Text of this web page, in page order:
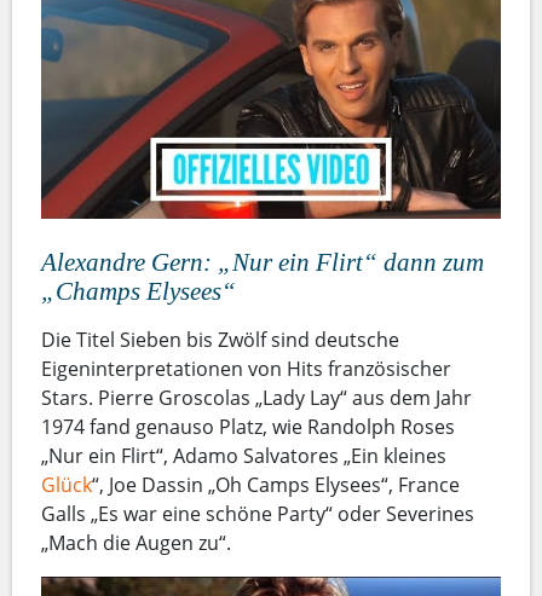
Alexandre Gern: „Nur ein Flirt“ dann zum
„Champs Elysees“
Die Titel Sieben bis Zwölf sind deutsche
Eigeninterpretationen von Hits französischer
Stars. Pierre Groscolas „Lady Lay“ aus dem Jahr
1974 fand genauso Platz, wie Randolph Roses
„Nur ein Flirt“, Adamo Salvatores „Ein kleines
Glück“, Joe Dassin „Oh Camps Elysees“, France
Galls „Es war eine schöne Party“ oder Severines
„Mach die Augen zu“.